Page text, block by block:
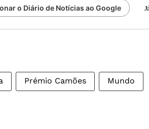
o Diário de Notícias ao Google
Prémio Camões Mundo